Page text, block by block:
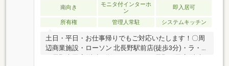
南向き
モニタ付インターホ
ン
即入居可
所有権 管理人常駐 システムキッチン
土日・平日・お仕事帰りでもご対応いたします！〇周
辺商業施設・ローソン 北長野駅前店(徒歩3分)・ラ・ム
ー長野吉田店(徒歩4分)・ウエルシア 長野稲田店(徒歩